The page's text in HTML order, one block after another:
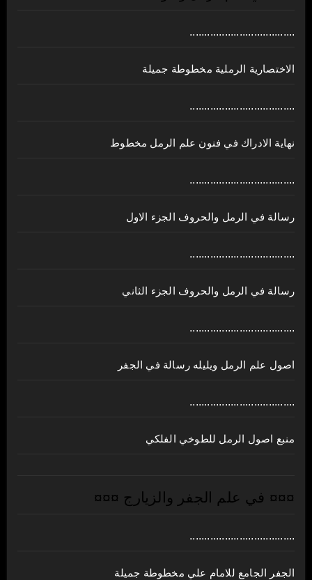
....................................
الاختصارية الرملية مخطوطة جميلة
....................................
نهاية الادراك في فنون علم الرمل مخطوط
....................................
رسالة في الرمل والحروف الجزء الاول
....................................
رسالة في الرمل والحروف الجزء الثاني
....................................
اصول علم الرمل ويليله رسالة في الجفر
....................................
منبع اصول الرمل للطوخي الفلكي
¤¤¤ في علم الجفر والزيارج ¤¤¤
....................................
الجفر الجامع للامام علي مخطوطة جميلة